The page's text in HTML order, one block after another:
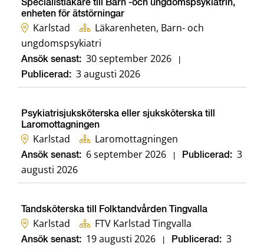
Specialistläkare till Barn -och ungdomspsykiatrin,
enheten för ätstörningar
Karlstad
Läkarenheten, Barn- och
ungdomspsykiatri
Ansök senast: 30 september 2026
Publicerad: 3 augusti 2026
Psykiatrisjuksköterska eller sjuksköterska till
Laromottagningen
Karlstad Laromottagningen
Ansök senast: 6 september 2026 Publicerad: 3
augusti 2026
Tandsköterska till Folktandvården Tingvalla
Karlstad FTV Karlstad Tingvalla
Ansök senast: 19 augusti 2026 Publicerad: 3